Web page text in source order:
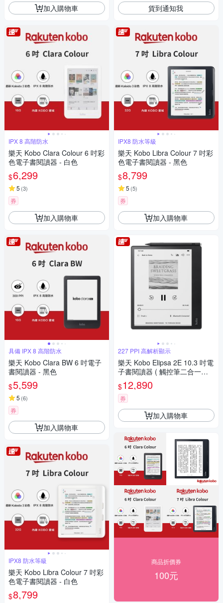
加入購物車
IPX 8 高階防水
樂天 Kobo Clara Colour 6 吋彩
色電子書閱讀器 - 白色
$6,299
5 (3)
券
加入購物車
具備 IPX 8 高階防水
樂天 Kobo Clara BW 6 吋電子
書閱讀器 - 黑色
$5,599
5 (6)
券
加入購物車
IPX8 防水等級
樂天 Kobo Libra Colour 7 吋彩
色電子書閱讀器 - 白色
$8,799
貨到通知我
IPX8 防水等級
樂天 Kobo Libra Colour 7 吋彩
色電子書閱讀器 - 黑色
$8,799
5 (5)
券
加入購物車
227 PPI 高解析顯示
樂天 Kobo Elipsa 2E 10.3 吋電
子書閱讀器 ( 觸控筆二合一套
組 )
$12,890
券
加入購物車
商品折價券
100元